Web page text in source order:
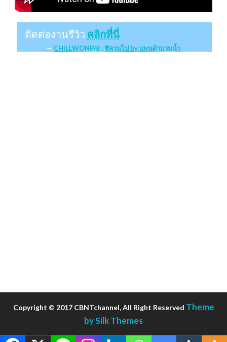
ติดต่องานรีวิว คลิกที่นี่
CHILLWONPAI : ชิลวนไป by แพนด้าบวมน้ำ
Copyright © 2017 CBNTchannel, All Right Reserved Theme
by Silk Themes